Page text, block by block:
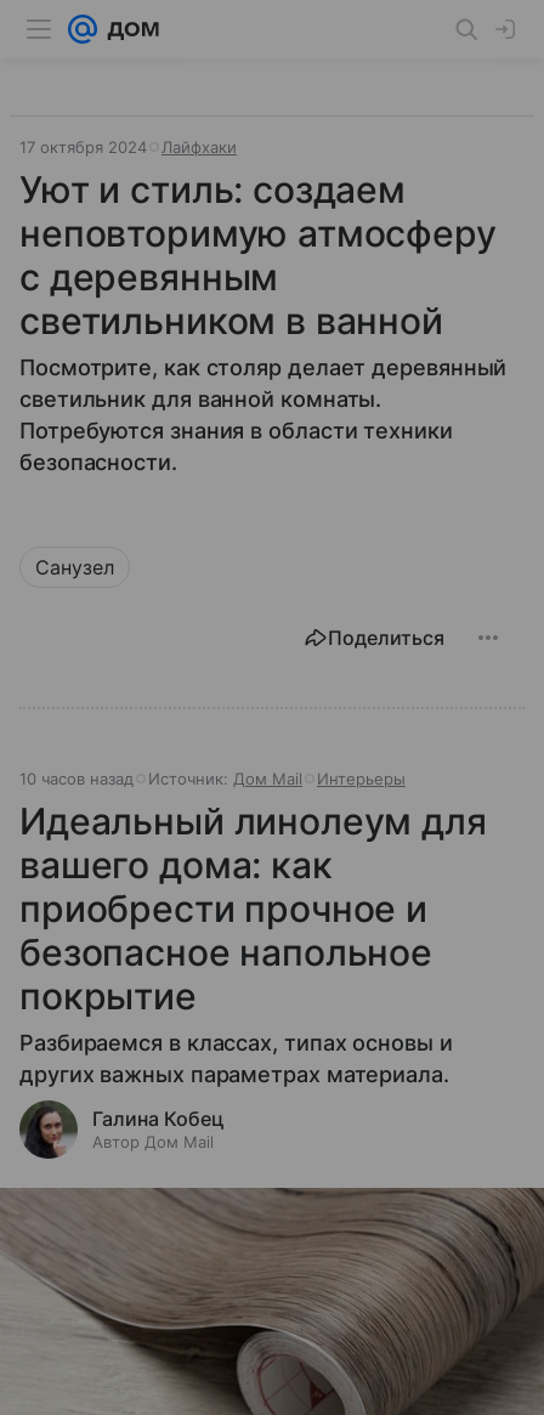
17 октября 2024 Лайфхаки
Уют и стиль: создаем
неповторимую атмосферу
с деревянным
светильником в ванной
Посмотрите, как столяр делает деревянный
светильник для ванной комнаты.
Потребуются знания в области техники
безопасности.
Санузел
Поделиться
10 часов назад Источник: Дом Mail Интерьеры
Идеальный линолеум для
вашего дома: как
приобрести прочное и
безопасное напольное
покрытие
Разбираемся в классах, типах основы и
других важных параметрах материала.
Галина Кобец
Автор Дом Mail